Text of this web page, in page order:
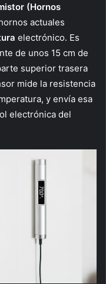
(Hornos
actuales
electrónico. Es
de unos 15 cm de
superior trasera
mide la resistencia
y envía esa
electrónica del